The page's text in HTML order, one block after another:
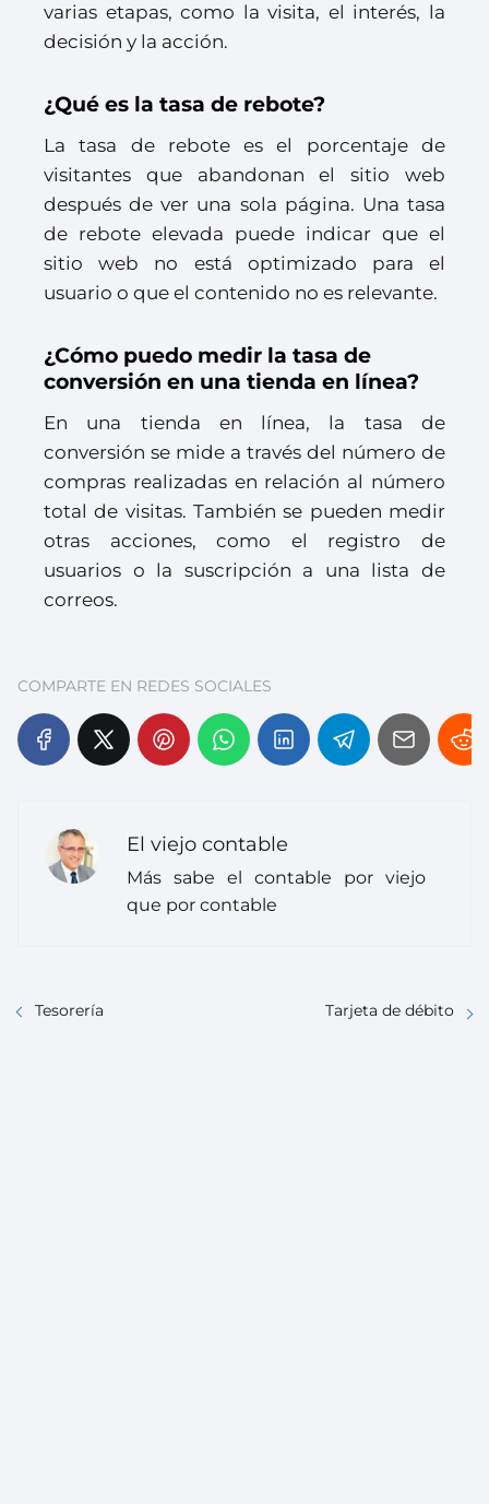
varias etapas, como la visita, el interés, la
decisión y la acción.
¿Qué es la tasa de rebote?
La tasa de rebote es el porcentaje de
visitantes que abandonan el sitio web
después de ver una sola página. Una tasa
de rebote elevada puede indicar que el
sitio web no está optimizado para el
usuario o que el contenido no es relevante.
¿Cómo puedo medir la tasa de
conversión en una tienda en línea?
En una tienda en línea, la tasa de
conversión se mide a través del número de
compras realizadas en relación al número
total de visitas. También se pueden medir
otras acciones, como el registro de
usuarios o la suscripción a una lista de
correos.
COMPARTE EN REDES SOCIALES
El viejo contable
Más sabe el contable por viejo
que por contable
Tesorería Tarjeta de débito